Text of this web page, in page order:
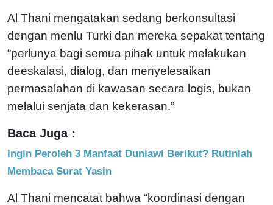
Al Thani mengatakan sedang berkonsultasi
dengan menlu Turki dan mereka sepakat tentang
“perlunya bagi semua pihak untuk melakukan
deeskalasi, dialog, dan menyelesaikan
permasalahan di kawasan secara logis, bukan
melalui senjata dan kekerasan.”
Baca Juga :
Ingin Peroleh 3 Manfaat Duniawi Berikut? Rutinlah
Membaca Surat Yasin
Al Thani mencatat bahwa “koordinasi dengan